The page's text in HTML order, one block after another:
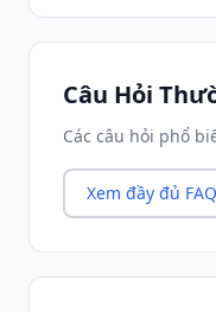
Câu Hỏi
Các câu hỏi phổ
Xem đầy đủ